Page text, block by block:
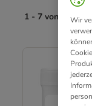
1 - 7 von 7
product items
Wir